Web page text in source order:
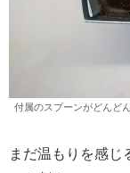
付属のスプーンがどんど
まだ温もりを感じ